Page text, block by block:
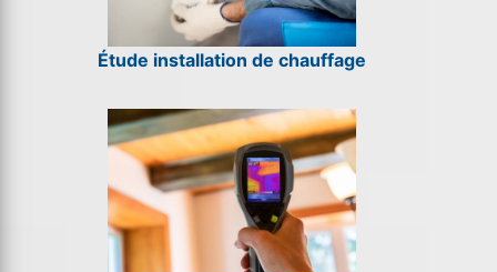
Étude installation de chauffage